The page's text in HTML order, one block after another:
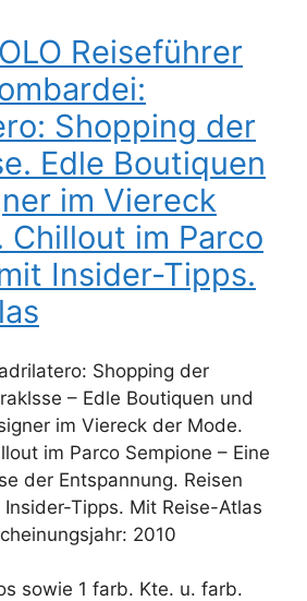
Reiseführer
Shopping der
Edle Boutiquen
im Viereck
Chillout im Parco
Insider-Tipps.
Shopping der
– Edle Boutiquen und
im Viereck der Mode.
im Parco Sempione – Eine
der Entspannung. Reisen
Insider-Tipps. Mit Reise-Atlas
2010
sowie 1 farb. Kte. u. farb.